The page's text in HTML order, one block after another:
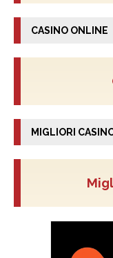
CASINO ONLINE
MIGLIORI